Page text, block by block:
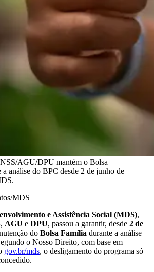
AGU/DPU mantém o Bolsa
análise do BPC desde 2 de junho de
MDS
e Assistência Social (MDS),
, AGU e DPU, passou a garantir, desde 2 de
do Bolsa Família durante a análise
o Nosso Direito, com base em
gov.br/mds, o desligamento do programa só